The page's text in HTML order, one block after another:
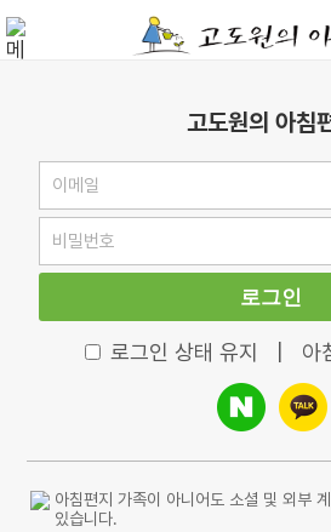
고도원의 아침
로그인
로그인 상태 유지 아
아침편지 가족이 아니어도 소셜 및 외부
있습니다.